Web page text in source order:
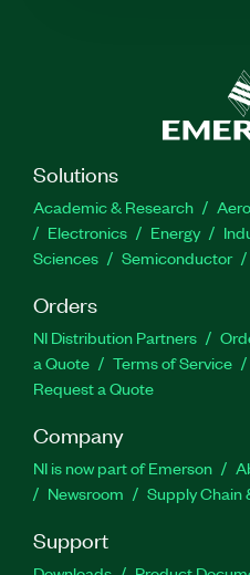
Solutions
Academic & Research
Electronics
Energy
Sciences
Semiconductor
Orders
NI Distribution Partners
a Quote
Terms of Service
Request a Quote
Company
NI is now part of Emerson
Newsroom
Supply Chain
Support